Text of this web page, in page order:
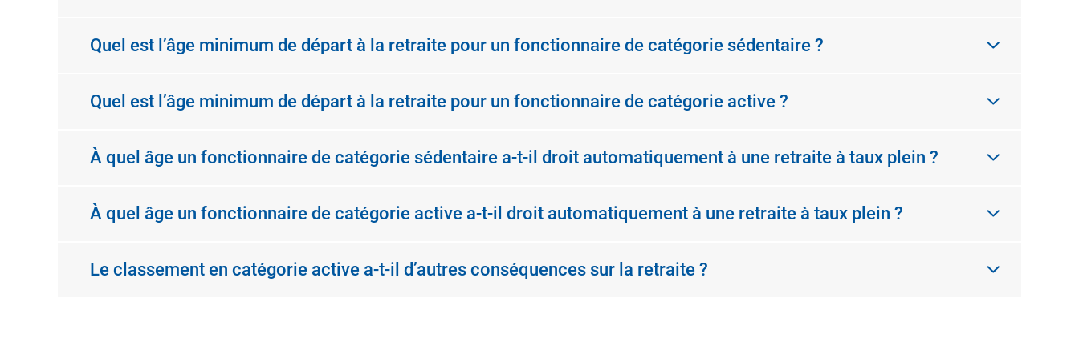
Quel est l’âge minimum de départ à la retraite pour un fonctionnaire de catégorie sédentaire ?
Quel est l’âge minimum de départ à la retraite pour un fonctionnaire de catégorie active ?
À quel âge un fonctionnaire de catégorie sédentaire a-t-il droit automatiquement à une retraite à taux plein ?
À quel âge un fonctionnaire de catégorie active a-t-il droit automatiquement à une retraite à taux plein ?
Le classement en catégorie active a-t-il d’autres conséquences sur la retraite ?